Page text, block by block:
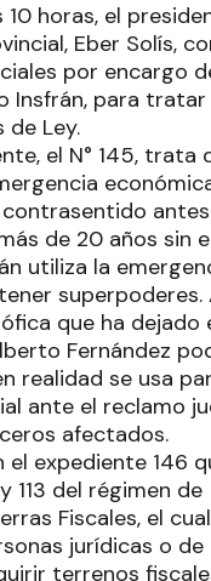
10 horas, el
Eber Solís,
por encargo
Insfrán, para
Ley.
el N° 145, trata
de 20 años sin
utiliza la
superpoderes.
que ha dejado
Fernández
realidad se usa
ante el reclamo
afectados.
expediente 146
113 del régimen de
Fiscales, el
jurídicas o de
terrenos